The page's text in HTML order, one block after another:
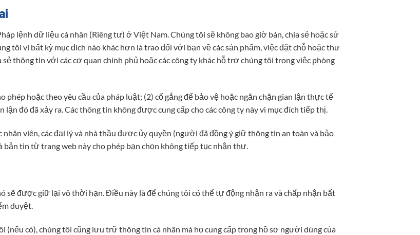
lệnh dữ liệu cá nhân (Riêng tư) ở Việt Nam. Chúng tôi sẽ không bao giờ bán, chia sẻ hoặc sử
tôi vì bất kỳ mục đích nào khác hơn là trao đổi với bạn về các sản phẩm, việc đặt chỗ hoặc thư
thông tin với các cơ quan chính phủ hoặc các công ty khác hỗ trợ chúng tôi trong việc phòng
hoặc theo yêu cầu của pháp luật; (2) cố gắng để bảo vệ hoặc ngăn chặn gian lận thực tế
đó đã xảy ra. Các thông tin không được cung cấp cho các công ty này vì mục đích tiếp thị.
viên, các đại lý và nhà thầu được ủy quyền (người đã đồng ý giữ thông tin an toàn và bảo
bản tin từ trang web này cho phép bạn chọn không tiếp tục nhận thư.
sẽ được giữ lại vô thời hạn. Điều này là để chúng tôi có thể tự động nhận ra và chấp nhận bất
duyệt.
có), chúng tôi cũng lưu trữ thông tin cá nhân mà họ cung cấp trong hồ sơ người dùng của